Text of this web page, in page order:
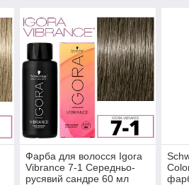
Фарба для волосся Igora
Vibrance 7-1 Середньо-
русявий сандре 60 мл